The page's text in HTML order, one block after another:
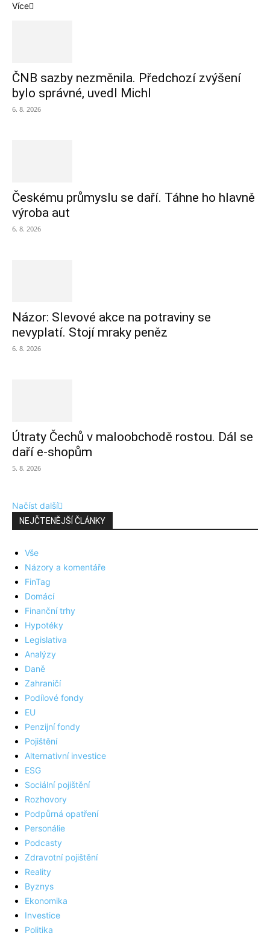
Více
ČNB sazby nezměnila. Předchozí zvýšení
bylo správné, uvedl Michl
6. 8. 2026
Českému průmyslu se daří. Táhne ho hlavně
výroba aut
6. 8. 2026
Názor: Slevové akce na potraviny se
nevyplatí. Stojí mraky peněz
6. 8. 2026
Útraty Čechů v maloobchodě rostou. Dál se
daří e-shopům
5. 8. 2026
Načíst další
NEJČTENĚJŠÍ ČLÁNKY
Vše
Názory a komentáře
FinTag
Domácí
Finanční trhy
Hypotéky
Legislativa
Analýzy
Daně
Zahraničí
Podílové fondy
EU
Penzijní fondy
Pojištění
Alternativní investice
ESG
Sociální pojištění
Rozhovory
Podpůrná opatření
Personálie
Podcasty
Zdravotní pojištění
Reality
Byznys
Ekonomika
Investice
Politika